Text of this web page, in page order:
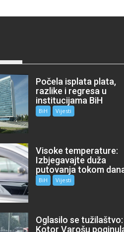
Počela isplata plata,
razlike i regresa u
institucijama BiH
BiH Vijesti
Visoke temperature:
Izbjegavajte duža
putovanja tokom
BiH Vijesti
Oglasilo se tužilaštvo:
Kotor Varošu